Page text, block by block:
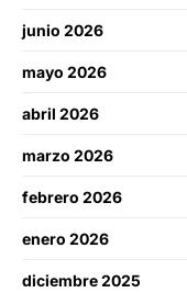
junio 2026
mayo 2026
abril 2026
marzo 2026
febrero 2026
enero 2026
diciembre 2025